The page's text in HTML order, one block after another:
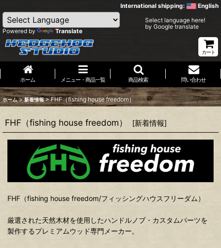
International shipping: English
Powered by Translate
Select language here!
by Google translate
カート
ホーム メニュー・商品一覧 商品検索 問い合わせ
ホーム > 新着情報 > FHF（fishing house freedom）
FHF（fishing house freedom） [新着情報]
FHF（fishing house freedom/フィッシングハウスフリーダム）
厳選された天然木材を使用したハンドルノブ・カスタムパーツを
製作するプレミアムウッド専門メーカー。